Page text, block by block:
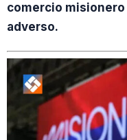
comercio
adverso.